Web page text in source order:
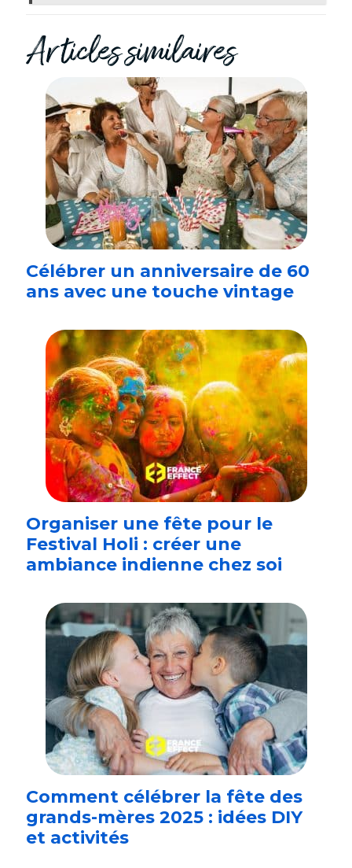
Articles similaires
Célébrer un anniversaire de 60
ans avec une touche vintage
Organiser une fête pour le
Festival Holi : créer une
ambiance indienne chez soi
Comment célébrer la fête des
grands-mères 2025 : idées DIY
et activités